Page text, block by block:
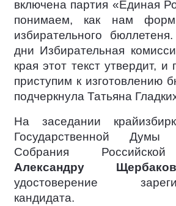
включена партия «Единая
понимаем, как нам
избирательного
дни Избирательная
края этот текст утвердит,
приступим к изготовлению
подчеркнула Татьяна
На заседании
Государственной Думы
Собрания
Александру
удостоверение
кандидата.